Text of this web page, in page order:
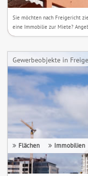
Sie möchten nach Freigericht
eine Immobilie zur Miete?
Gewerbeobjekte in
Flächen Immobilien